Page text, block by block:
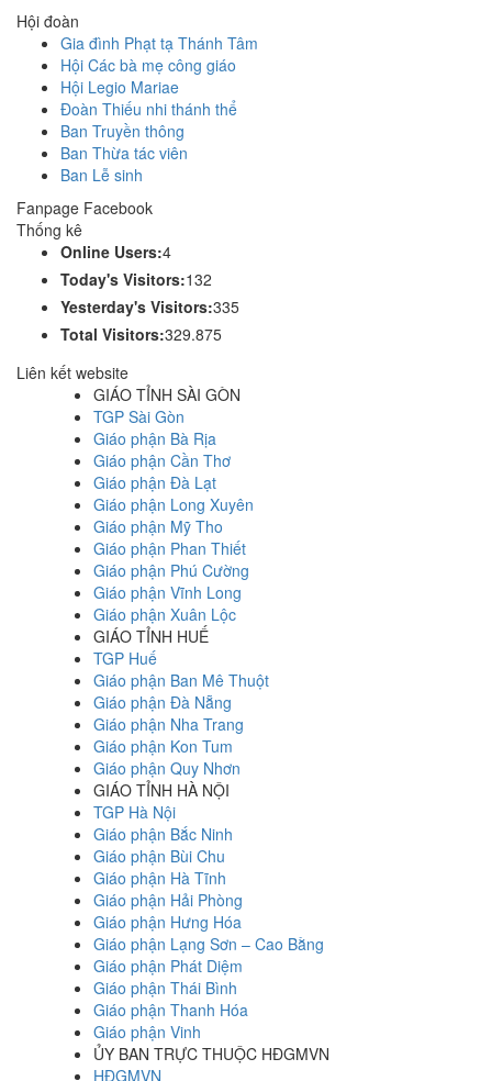
Hội đoàn
Gia đình Phạt tạ Thánh Tâm
Hội Các bà mẹ công giáo
Hội Legio Mariae
Đoàn Thiếu nhi thánh thể
Ban Truyền thông
Ban Thừa tác viên
Ban Lễ sinh
Fanpage Facebook
Thống kê
Online Users:4
Today's Visitors:132
Yesterday's Visitors:335
Total Visitors:329.875
Liên kết website
GIÁO TỈNH SÀI GÒN
TGP Sài Gòn
Giáo phận Bà Rịa
Giáo phận Cần Thơ
Giáo phận Đà Lạt
Giáo phận Long Xuyên
Giáo phận Mỹ Tho
Giáo phận Phan Thiết
Giáo phận Phú Cường
Giáo phận Vĩnh Long
Giáo phận Xuân Lộc
GIÁO TỈNH HUẾ
TGP Huế
Giáo phận Ban Mê Thuột
Giáo phận Đà Nẵng
Giáo phận Nha Trang
Giáo phận Kon Tum
Giáo phận Quy Nhơn
GIÁO TỈNH HÀ NỘI
TGP Hà Nội
Giáo phận Bắc Ninh
Giáo phận Bùi Chu
Giáo phận Hà Tĩnh
Giáo phận Hải Phòng
Giáo phận Hưng Hóa
Giáo phận Lạng Sơn – Cao Bằng
Giáo phận Phát Diệm
Giáo phận Thái Bình
Giáo phận Thanh Hóa
Giáo phận Vinh
ỦY BAN TRỰC THUỘC HĐGMVN
HĐGMVN